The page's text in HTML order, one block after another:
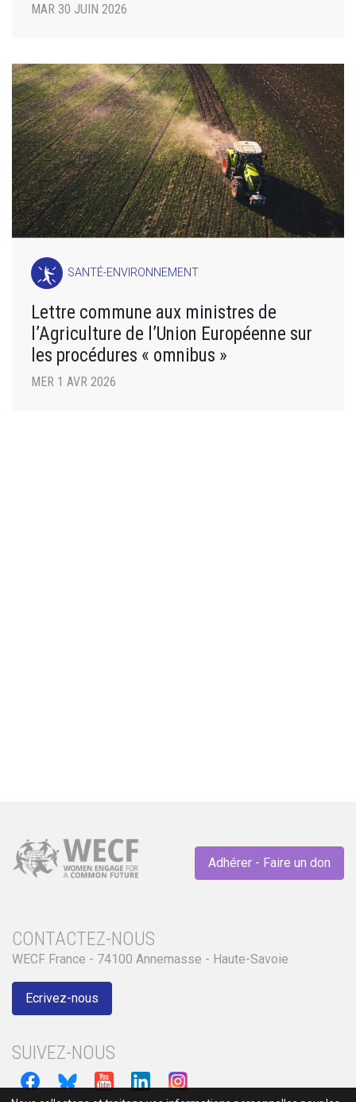
MAR 30 JUIN 2026
SANTÉ-ENVIRONNEMENT
Lettre commune aux ministres de
l’Agriculture de l’Union Européenne sur
les procédures « omnibus »
MER 1 AVR 2026
Adhérer - Faire un don
CONTACTEZ-NOUS
WECF France - 74100 Annemasse - Haute-Savoie
Ecrivez-nous
SUIVEZ-NOUS